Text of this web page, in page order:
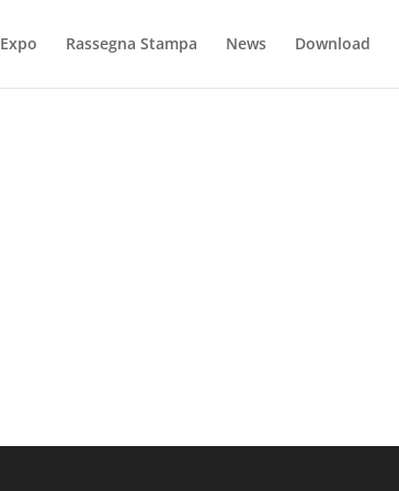
Expo Rassegna Stampa News Download